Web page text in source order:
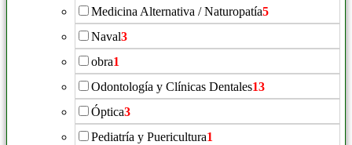
Medicina Alternativa / Naturopatía5
Naval3
obra1
Odontología y Clínicas Dentales13
Óptica3
Pediatría y Puericultura1